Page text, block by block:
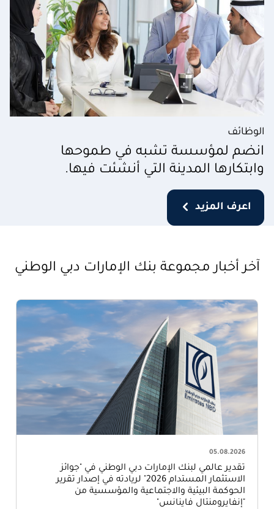
الوظائف
انضم لمؤسسة تشبه في طموحها
وابتكارها المدينة التي أنشئت فيها.
اعرف المزيد
آخر أخبار مجموعة بنك الإمارات دبي الوطني
05.08.2026
تقدير عالمي لبنك الإمارات دبي الوطني في "جوائز
الاستثمار المستدام 2026" لريادته في إصدار تقرير
الحوكمة البيئية والاجتماعية والمؤسسية من
"إنفايرومنتال فاينانس"